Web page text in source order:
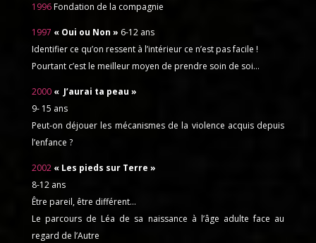
1996 Fondation de la compagnie
1997 « Oui ou Non » 6-12 ans
Identifier ce qu’on ressent à l’intérieur ce n’est pas facile !
Pourtant c’est le meilleur moyen de prendre soin de soi…
2000 « J’aurai ta peau »
9- 15 ans
Peut-on déjouer les mécanismes de la violence acquis depuis
l’enfance ?
2002 « Les pieds sur Terre »
8-12 ans
Être pareil, être différent…
Le parcours de Léa de sa naissance à l’âge adulte face au
regard de l’Autre